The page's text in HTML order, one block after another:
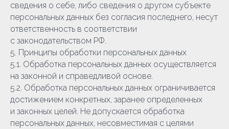
сведения о себе, либо сведения о другом субъекте
персональных данных без согласия последнего, несут
ответственность в соответствии
с законодательством РФ.
5. Принципы обработки персональных данных
5.1. Обработка персональных данных осуществляется
на законной и справедливой основе.
5.2. Обработка персональных данных ограничивается
достижением конкретных, заранее определенных
и законных целей. Не допускается обработка
персональных данных, несовместимая с целями